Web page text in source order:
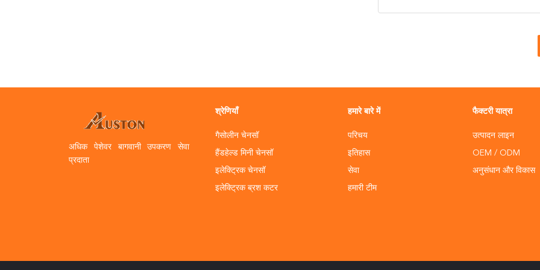
अधिक पेशेवर बागवानी उपकरण सेवा
प्रदाता
श्रेणियाँ
गैसोलीन चेनसॉ
हैंडहेल्ड मिनी चेनसॉ
इलेक्ट्रिक चेनसॉ
इलेक्ट्रिक ब्रश कटर
हमारे बारे में
परिचय
इतिहास
सेवा
हमारी टीम
फैक्टरी यात्रा
उत्पादन लाइन
OEM / ODM
अनुसंधान और विकास